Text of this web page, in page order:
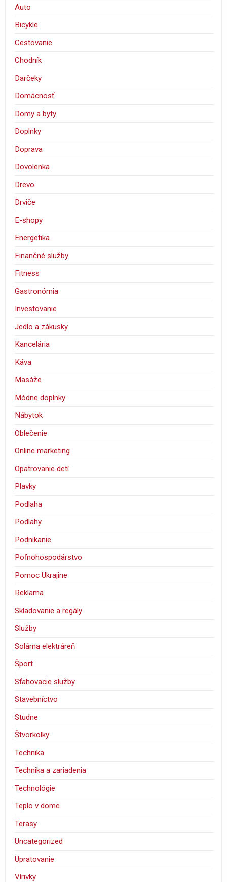
Auto
Bicykle
Cestovanie
Chodník
Darčeky
Domácnosť
Domy a byty
Doplnky
Doprava
Dovolenka
Drevo
Drviče
E-shopy
Energetika
Finančné služby
Fitness
Gastronómia
Investovanie
Jedlo a zákusky
Kancelária
Káva
Masáže
Módne doplnky
Nábytok
Oblečenie
Online marketing
Opatrovanie detí
Plavky
Podlaha
Podlahy
Podnikanie
Poľnohospodárstvo
Pomoc Ukrajine
Reklama
Skladovanie a regály
Služby
Solárna elektráreň
Šport
Sťahovacie služby
Stavebníctvo
Studne
Štvorkolky
Technika
Technika a zariadenia
Technológie
Teplo v dome
Terasy
Uncategorized
Upratovanie
Vírivky